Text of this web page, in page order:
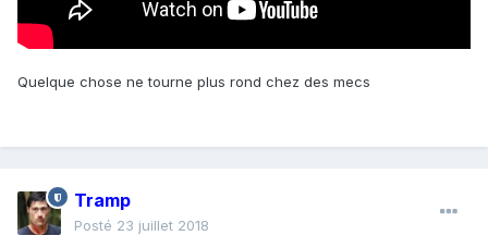
Quelque chose ne tourne plus rond chez des mecs
Tramp
Posté 23 juillet 2018